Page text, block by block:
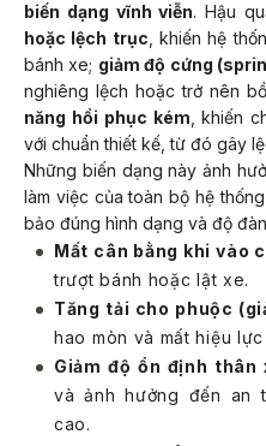
biến dạng vĩnh viễn. Hậu
hoặc lệch trục, khiến hệ
bánh xe; giảm độ cứng
nghiêng lệch hoặc trở nên
năng hồi phục kém, khiến
với chuẩn thiết kế, từ đó gây
Những biến dạng này ảnh
làm việc của toàn bộ hệ
bảo đúng hình dạng và độ
Mất cân bằng khi vào
trượt bánh hoặc lật xe.
Tăng tải cho phuộc
hao mòn và mất hiệu
Giảm độ ổn định thân
và ảnh hưởng đến an
cao.